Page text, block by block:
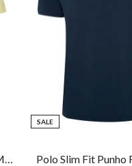
Camiseta Slim Fit Estampa Masculina Individual
SALE P